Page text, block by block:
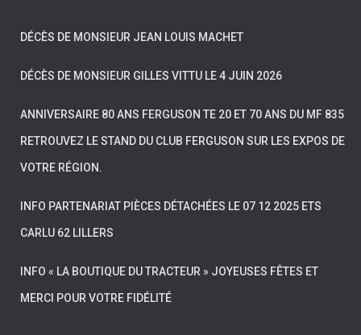
DÉCÈS DE MONSIEUR JEAN LOUIS MACHET
DÉCÈS DE MONSIEUR GILLES VITTU LE 4 JUIN 2026
ANNIVERSAIRE 80 ANS FERGUSON TE 20 ET 70 ANS DU MF 835
RETROUVEZ LE STAND DU CLUB FERGUSON SUR LES EXPOS DE
VOTRE RÉGION.
INFO PARTENARIAT PIÈCES DÉTACHÉES LE 07 12 2025 ETS
CARLU 62 LILLERS
INFO « LA BOUTIQUE DU TRACTEUR » JOYEUSES FÊTES ET
MERCI POUR VOTRE FIDÉLITÉ